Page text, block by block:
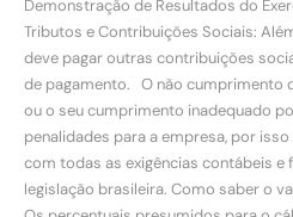
Demonstração de Resultados do
Tributos e Contribuições Sociais:
deve pagar outras contribuições
de pagamento. O não cumprimento
ou o seu cumprimento inadequado
penalidades para a empresa, por
com todas as exigências contábeis e
legislação brasileira. Como saber o